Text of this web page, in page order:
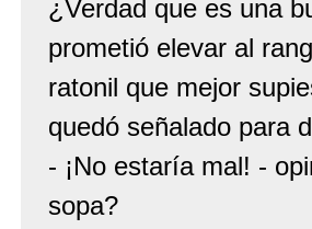
¿Verdad que es una
prometió elevar al
ratonil que mejor
quedó señalado para
- ¡No estaría mal! -
sopa?